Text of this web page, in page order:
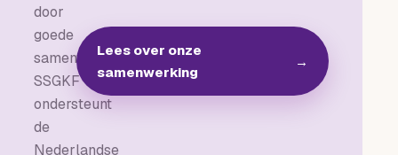
door
goede
samenwerking.
SSGKF
ondersteunt
de
Nederlandse
Lees over onze
samenwerking
→